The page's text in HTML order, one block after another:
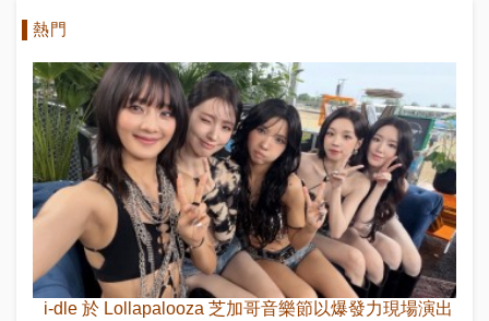
熱門
i-dle 於 Lollapalooza 芝加哥音樂節以爆發力現場演出